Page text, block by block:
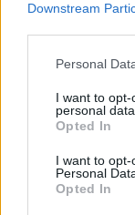
Downstream
Please note that
not limited to
grant or deny
use your data for
consent section.
Personal
I want to
personal data.
Opted In
I want to
Personal
Opted In
Népszerű